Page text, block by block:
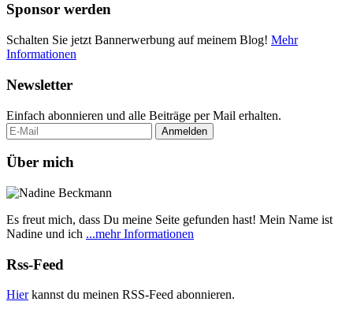
Sponsor werden
Schalten Sie jetzt Bannerwerbung auf meinem Blog! Mehr
Informationen
Newsletter
Einfach abonnieren und alle Beiträge per Mail erhalten.
Über mich
Es freut mich, dass Du meine Seite gefunden hast! Mein Name ist
Nadine und ich ...mehr Informationen
Rss-Feed
Hierkannst du meinen RSS-Feed abonnieren.